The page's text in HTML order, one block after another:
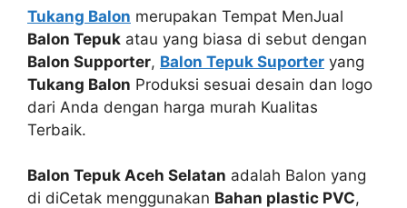
Tukang Balon merupakan Tempat MenJual
Balon Tepuk atau yang biasa di sebut dengan
Balon Supporter, Balon Tepuk Suporter yang
Tukang Balon Produksi sesuai desain dan logo
dari Anda dengan harga murah Kualitas
Terbaik.
Balon Tepuk Aceh Selatan adalah Balon yang
di diCetak menggunakan Bahan plastic PVC,